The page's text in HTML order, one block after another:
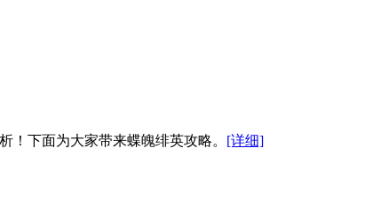
！下面为大家带来蝶魄绯英攻略。 [详细]